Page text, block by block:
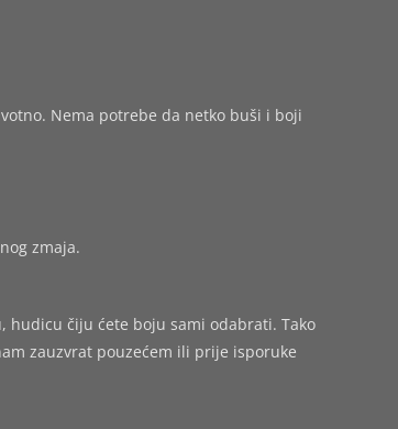
Nema potrebe da netko buši i boji
zmaja.
hudicu čiju ćete boju sami odabrati. Tako
zauzvrat pouzećem ili prije isporuke